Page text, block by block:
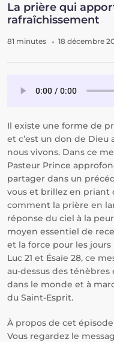
La prière qui
rafraîchissement
81 minutes 18 décembre
Il existe une forme de
et c’est un don de Dieu
nous vivons. Dans ce
Pasteur Prince
partager dans un
vous et brillez en priant
comment la prière en
réponse du ciel à la
moyen essentiel de
et la force pour les jours
Luc 21 et Ésaïe 28, ce
au-dessus des
dans le monde et à
du Saint-Esprit.
À propos de cet épisode
Vous regardez le